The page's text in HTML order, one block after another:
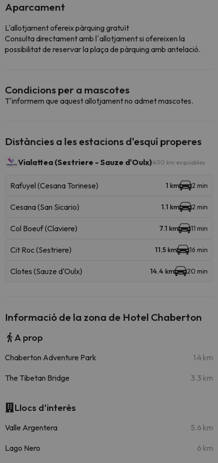
Aparcament
L'allotjament ofereix pàrquing gratuït
Consulta directament amb l´allotjament si ofereixen la
possibilitat de reservar la plaça de pàrquing amb antelació.
Condicions per a mascotes
T'informem que aquest allotjament no admet mascotes.
Distàncies a les estacions d'esquí properes
Vialattea (Sestriere - Sauze d'Oulx)400 km esquiables
Rafuyel (Cesana Torinese) 1 km 2 min
Cesana (San Sicario) 1.1 km 2 min
Col Boeuf (Claviere) 7.1 km 11 min
Cit Roc (Sestriere) 11.5 km 16 min
Clotes (Sauze d'Oulx) 14.4 km 20 min
Informació de la zona de Hotel Chaberton
A prop
Chaberton Adventure Park 1.4 km
The Tibetan Bridge 3.3 km
Llocs d'interès
Valle Argentera 5.6 km
Lago Nero 6 km